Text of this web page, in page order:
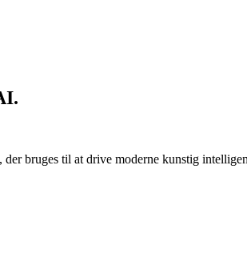
der bruges til at drive moderne kunstig